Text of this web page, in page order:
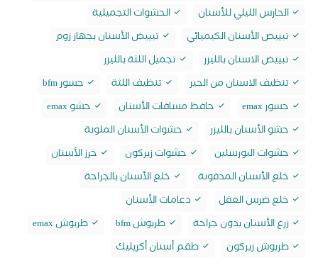
الحارس الليلي للأسنان
الحشوات التجميلية
تبييض الأسنان الكيميائي
تبييض الأسنان بجهاز زوم
تبييض الاسنان بالليزر
تجميل اللثة بالليزر
تنظيف الاسنان من الجير
تنظيف اللثة
جسور bfm
جسور emax
حافظ مسافات الأسنان
حشو emax
حشو الأسنان بالليزر
حشوات الأسنان الملونة
حشوات البورسلين
حشوات زيركون
خرز الأسنان
خلع الأسنان المدفونة
خلع الأسنان بالجراحة
خلع ضرس العقل
دعامات الأسنان
زرع الأسنان بدون جراحة
طربوش bfm
طربوش emax
طربوش زيركون
طقم أسنان أكريليك